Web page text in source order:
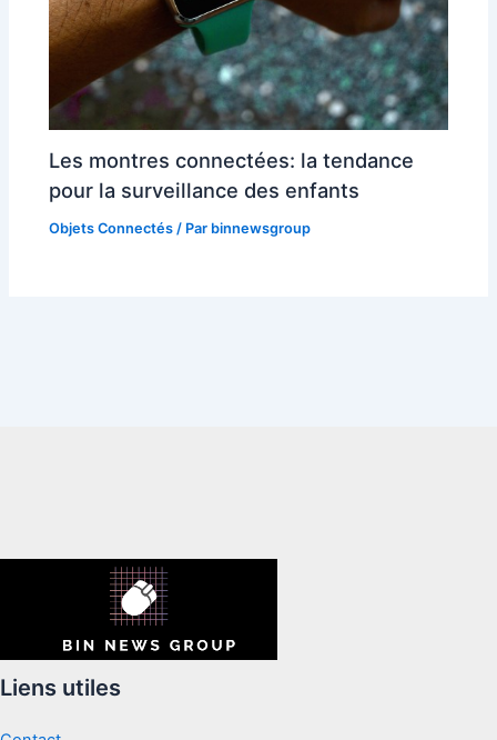
Les montres connectées: la tendance
pour la surveillance des enfants
Objets Connectés / Par binnewsgroup
Liens utiles